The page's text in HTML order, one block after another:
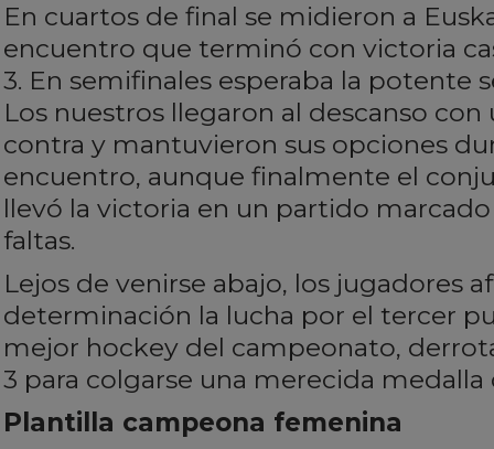
En cuartos de final se midieron a
encuentro que terminó con victoria
3. En semifinales esperaba la potente
Los nuestros llegaron al descanso con
contra y mantuvieron sus opciones
encuentro, aunque finalmente el
llevó la victoria en un partido
faltas.
Lejos de venirse abajo, los jugadores
determinación la lucha por el tercer
mejor hockey del campeonato,
3 para colgarse una merecida medalla
Plantilla campeona femenina